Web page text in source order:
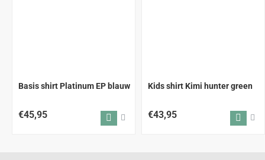
Basis shirt Platinum EP blauw
€45,95
Kids shirt Kimi hunter green
€43,95